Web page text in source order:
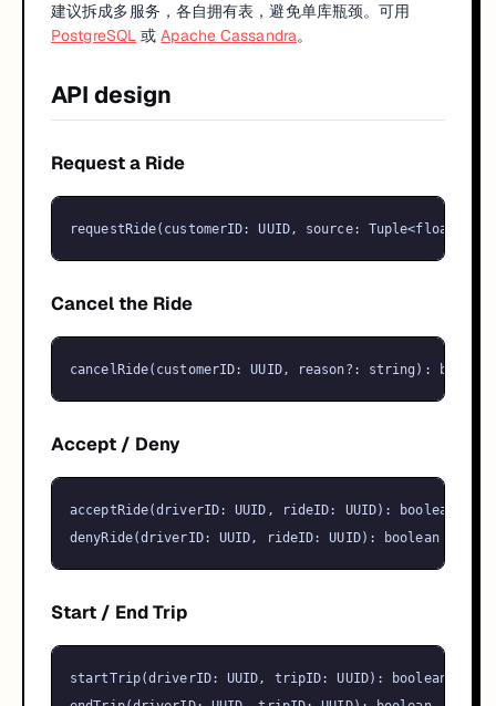
建议拆成多服务，各自拥有表，避免单库瓶颈。可用
PostgreSQL 或Apache Cassandra。
API design
Request a Ride
requestRide( customerID: UUID, source: Tuple<float>,
Cancel the Ride
cancelRide( customerID: UUID, reason?: string ): boolean
Accept / Deny
acceptRide(driverID: UUID , rideID: UUID):
boolean
denyRide(driverID: UUID, rideID: UUID): boolean
Start / End Trip
startTrip(driverID: UUID, tripID: UUID):
boolean